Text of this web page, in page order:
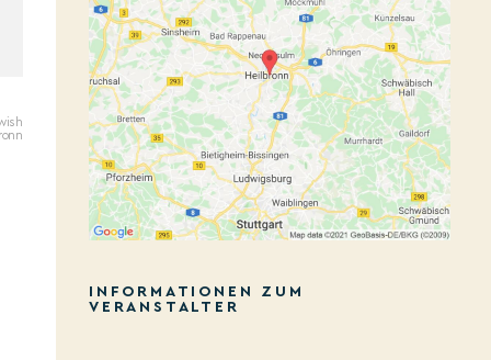
INFORMATIONEN ZUM
VERANSTALTER